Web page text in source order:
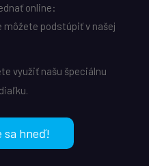
online:
môžete podstúpiť v našej
využiť našu špeciálnu
sa hneď!